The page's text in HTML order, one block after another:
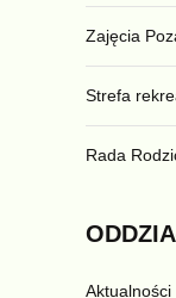
Zajęcia
Strefa
Rada
Aktualności